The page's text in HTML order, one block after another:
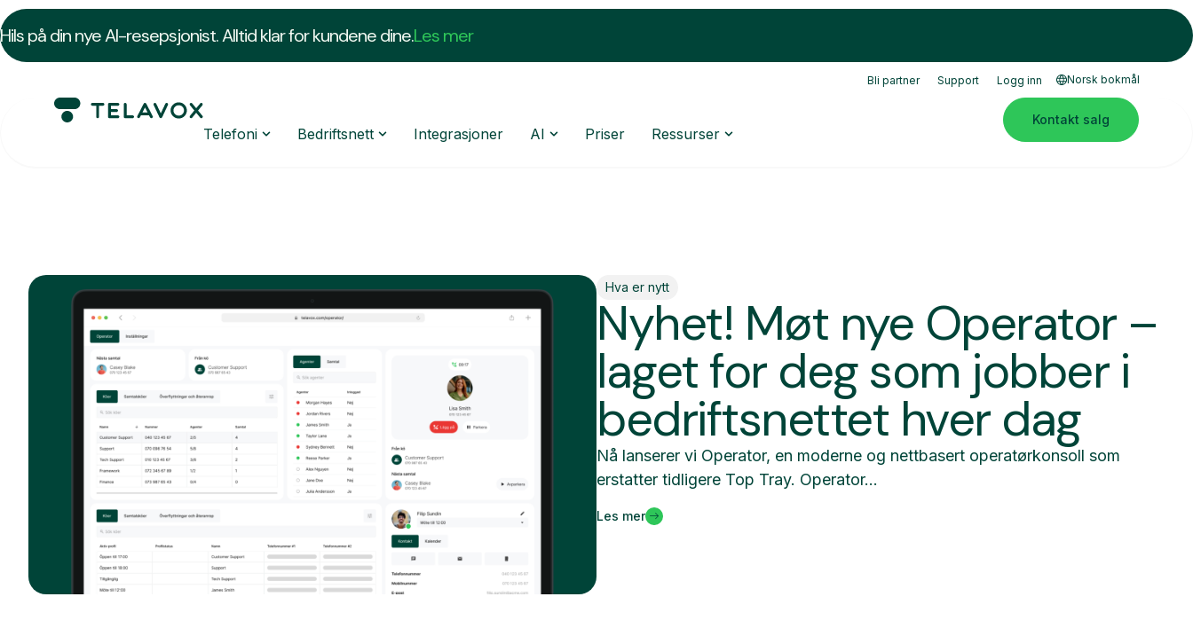
Hils på din nye AI-resepsjonist. Alltid klar for kundene dine.Les mer
Bli partner Support Logg inn Norsk bokmål
Telefoni Bedriftsnett Integrasjoner AI Priser Ressurser
Kontakt salg
Hva er nytt
Nyhet! Møt nye Operator –
laget for deg som jobber i
bedriftsnettet hver dag
Nå lanserer vi Operator, en moderne og nettbasert operatørkonsoll som
erstatter tidligere Top Tray. Operator...
Les mer